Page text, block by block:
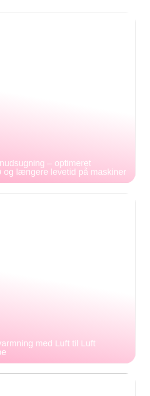
– optimeret
og længere levetid på maskiner
med Luft til Luft